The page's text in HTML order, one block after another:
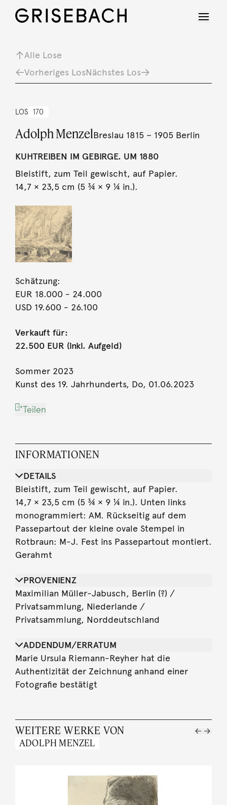
Alle Lose
Vorheriges LosNächstes Los
LOS 170
Adolph MenzelBreslau 1815 – 1905 Berlin
KUHTREIBEN IM GEBIRGE. UM 1880
Bleistift, zum Teil gewischt, auf Papier.
14,7 × 23,5 cm (5 ¾ × 9 ¼ in.).
Schätzung:
EUR 18.000 - 24.000
USD 19.600 - 26.100
Verkauft für:
22.500 EUR (inkl. Aufgeld)
Sommer 2023
Kunst des 19. Jahrhunderts, Do, 01.06.2023
Teilen
INFORMATIONEN
DETAILS
Bleistift, zum Teil gewischt, auf Papier.
14,7 × 23,5 cm (5 ¾ × 9 ¼ in.). Unten links
monogrammiert: AM. Rückseitig auf dem
Passepartout der kleine ovale Stempel in
Rotbraun: M-J. Fest ins Passepartout montiert.
Gerahmt
PROVENIENZ
Maximilian Müller-Jabusch, Berlin (?) /
Privatsammlung, Niederlande /
Privatsammlung, Norddeutschland
ADDENDUM/ERRATUM
Marie Ursula Riemann-Reyher hat die
Authentizität der Zeichnung anhand einer
Fotografie bestätigt
WEITERE WERKE VON
ADOLPH MENZEL